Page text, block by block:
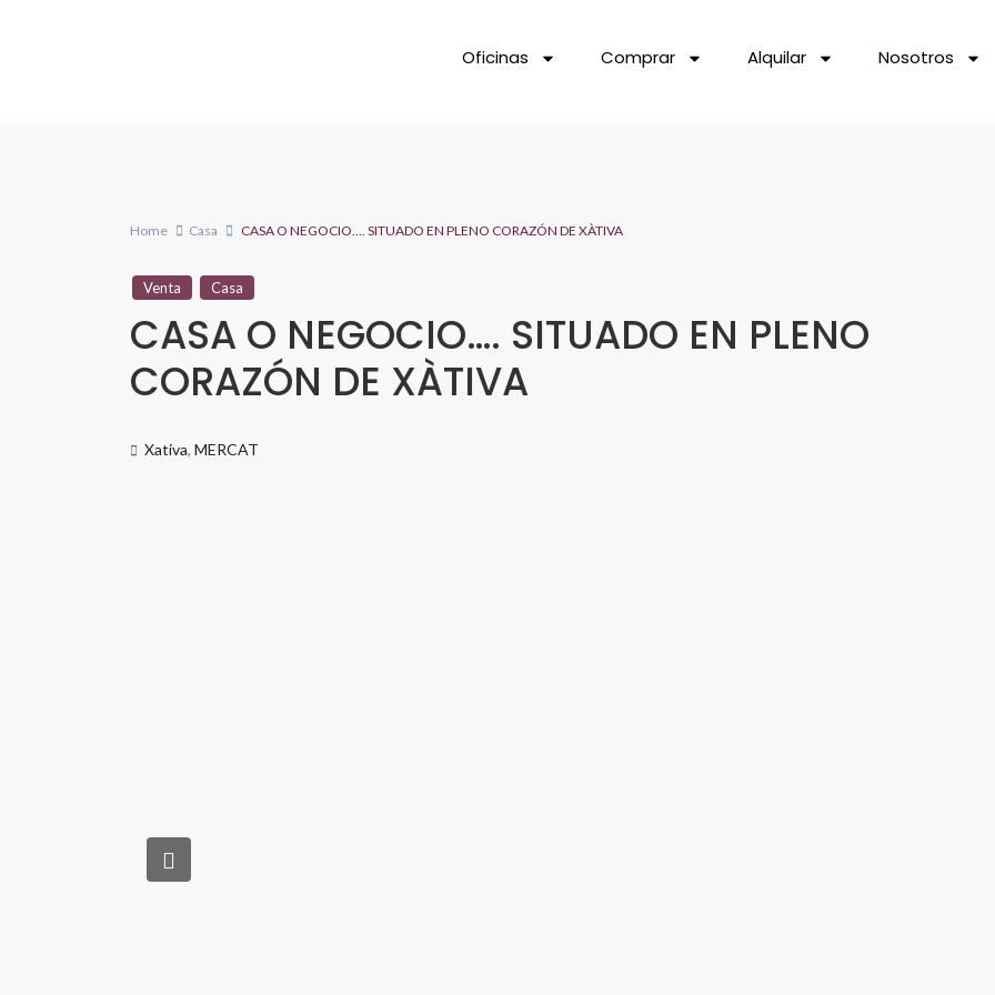
Oficinas Comprar Alquilar Nosotros
Home Casa CASA O NEGOCIO…. SITUADO EN PLENO CORAZÓN DE XÀTIVA
Venta Casa
CASA O NEGOCIO…. SITUADO EN PLENO
CORAZÓN DE XÀTIVA
Xativa, MERCAT